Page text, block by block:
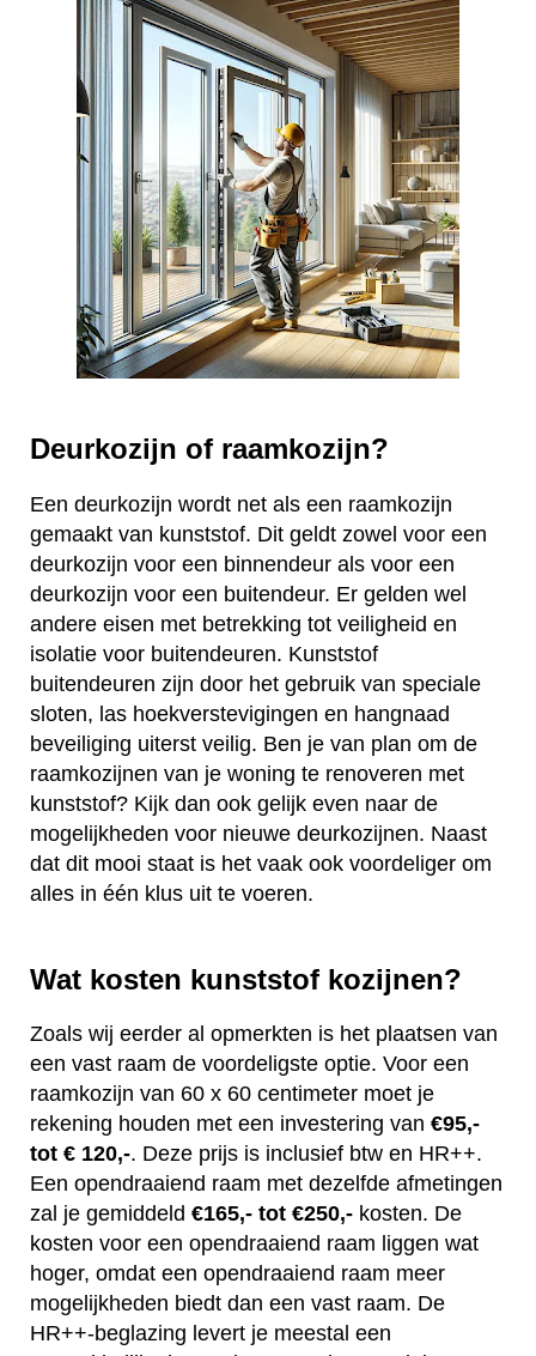
Deurkozijn of raamkozijn?
Een deurkozijn wordt net als een raamkozijn
gemaakt van kunststof. Dit geldt zowel voor een
deurkozijn voor een binnendeur als voor een
deurkozijn voor een buitendeur. Er gelden wel
andere eisen met betrekking tot veiligheid en
isolatie voor buitendeuren. Kunststof
buitendeuren zijn door het gebruik van speciale
sloten, las hoekverstevigingen en hangnaad
beveiliging uiterst veilig. Ben je van plan om de
raamkozijnen van je woning te renoveren met
kunststof? Kijk dan ook gelijk even naar de
mogelijkheden voor nieuwe deurkozijnen. Naast
dat dit mooi staat is het vaak ook voordeliger om
alles in één klus uit te voeren.
Wat kosten kunststof kozijnen?
Zoals wij eerder al opmerkten is het plaatsen van
een vast raam de voordeligste optie. Voor een
raamkozijn van 60 x 60 centimeter moet je
rekening houden met een investering van €95,-
tot € 120,-. Deze prijs is inclusief btw en HR++.
Een opendraaiend raam met dezelfde afmetingen
zal je gemiddeld €165,- tot €250,- kosten. De
kosten voor een opendraaiend raam liggen wat
hoger, omdat een opendraaiend raam meer
mogelijkheden biedt dan een vast raam. De
HR++-beglazing levert je meestal een